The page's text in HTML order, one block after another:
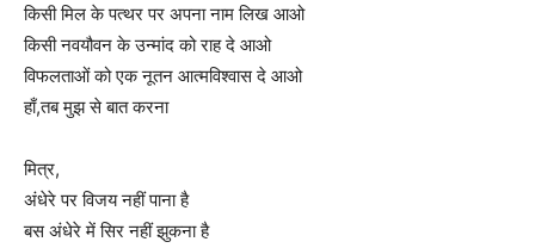
किसी मिल के पत्थर पर अपना नाम लिख आओ
किसी नवयौवन के उन्मांद को राह दे आओ
विफलताओं को एक नूतन आत्मविश्वास दे आओ
हाँ,तब मुझ से बात करना
मित्र,
अंधेरे पर विजय नहीं पाना है
बस अंधेरे में सिर नहीं झुकना है